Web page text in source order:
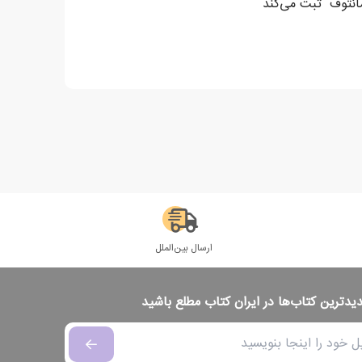
ثبت می‌کند
ارسال بین‌الملل
کتاب‌ها در ایران کتاب مطلع باشید